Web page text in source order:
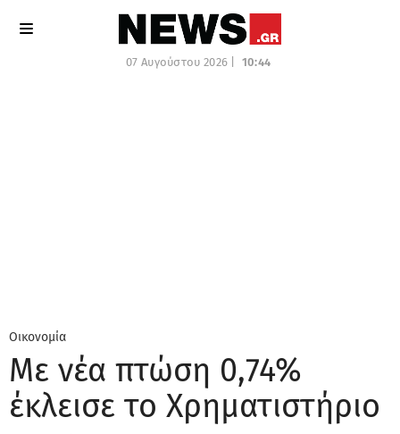
07 Αυγούστου 2026 | 10:44
Οικονομία
Με νέα πτώση 0,74%
έκλεισε το Χρηματιστήριο